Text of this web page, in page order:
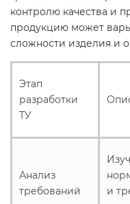
контролю качества и
продукцию может
сложности изделия и
Этап
разработки
ТУ
Анализ
требований
и
Сертификация
Сертификация
Сертификация
Остальное
Декларация ТР ТС
Декларирование
ТС 009)
Декларирование
Декларирование